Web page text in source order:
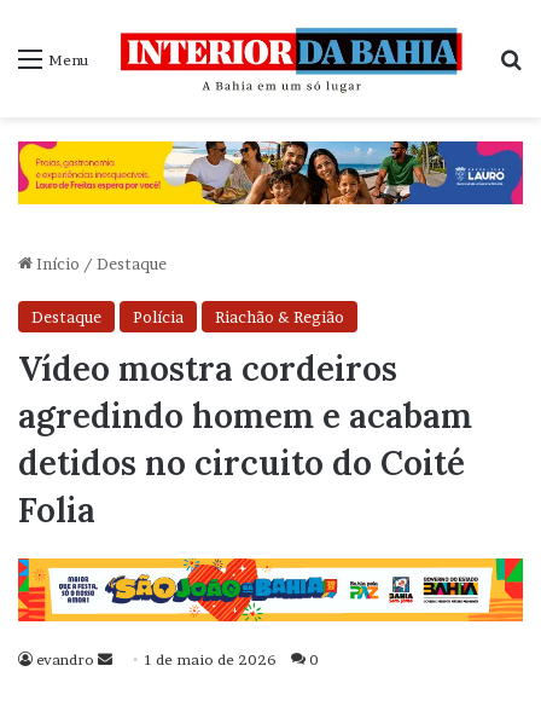
Menu
Início / Destaque
Destaque Polícia Riachão & Região
Vídeo mostra cordeiros
agredindo homem e acabam
detidos no circuito do Coité
Folia
evandro
Mande1 de maio de 2026 0